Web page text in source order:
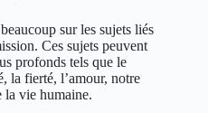
sur les sujets liés
Ces sujets peuvent
profonds tels que le
la fierté, l’amour, notre
la vie humaine.